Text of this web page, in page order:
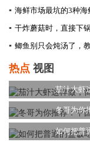
▪ 海鲜市场最坑的3种海
▪ 干炸蘑菇时，直接下
▪ 鲫鱼别只会炖汤了，
热点 视图
茄汁大虾
冬哥为你
如何把普